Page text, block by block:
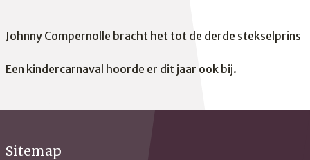
Johnny Compernolle bracht het tot de derde stekselprins
Een kindercarnaval hoorde er dit jaar ook bij.
Sitemap